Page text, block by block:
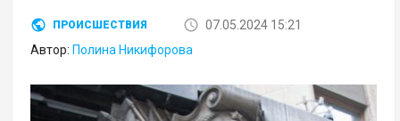
ПРОИСШЕСТВИЯ
07.05.2024 15:21
Автор: Полина Никифорова